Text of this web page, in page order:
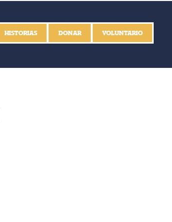
HISTORIAS DONAR VOLUNTARIO